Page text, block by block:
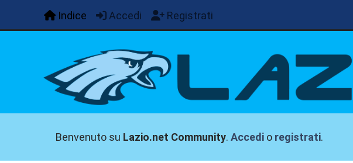
Indice Accedi Registrati
Benvenuto su Lazio.net Community.Accedi o registrati.